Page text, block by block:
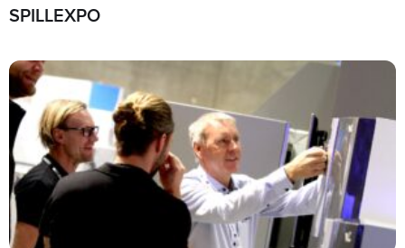
SPILLEXPO